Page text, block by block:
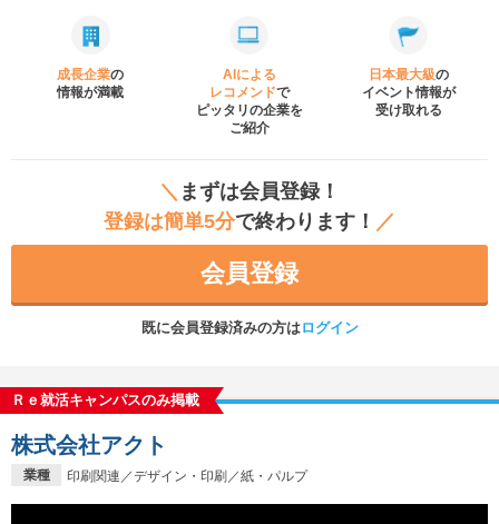
成長企業の
情報が満載
AIによる
レコメンドで
ピッタリの企業を
ご紹介
日本最大級の
イベント情報が
受け取れる
＼ まずは会員登録！
登録は簡単5分で終わります！ ／
会員登録
既に会員登録済みの方はログイン
Ｒｅ就活キャンパスのみ掲載
業種 印刷関連／デザイン・印刷／紙・パルプ
株式会社アクト